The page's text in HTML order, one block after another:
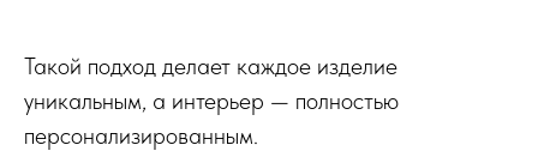
Такой подход делает каждое изделие
уникальным, а интерьер — полностью
персонализированным.